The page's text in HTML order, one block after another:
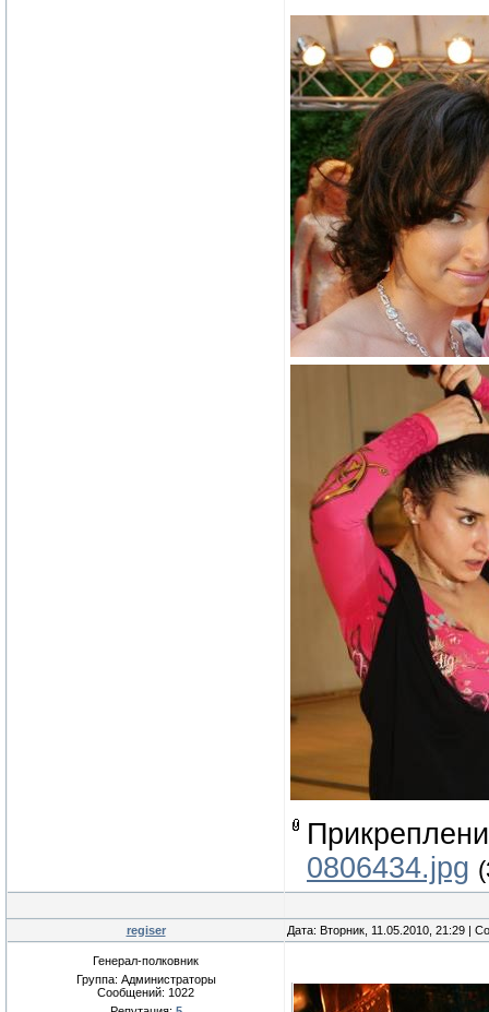
0806434.jpg
regiser Дата: Вторник, 11.05.2010, 21:29 |
Генерал-полковник
Группа: Администраторы
Сообщений: 1022